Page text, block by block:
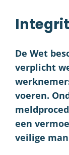
De Wet
verplicht
voeren.
een
veilige